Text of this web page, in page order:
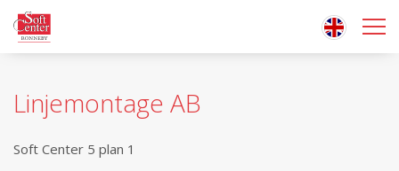
Linjemontage AB
Soft Center 5 plan 1